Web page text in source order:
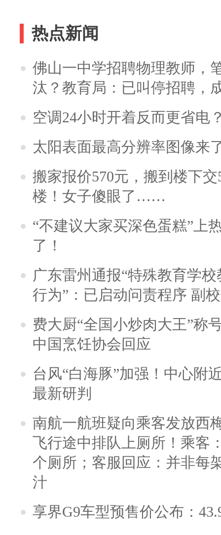
热点新闻
佛山一中学招聘物理教师，
汰？教育局：已叫停招聘，
空调24小时开着反而更省电
太阳表面最高分辨率图像来
搬家报价570元，搬到楼下
楼！女子傻眼了……
“不建议大家买深色蛋糕”上
了！
广东雷州通报“特殊教育学
行为”：已启动问责程序 副
费大厨“全国小炒肉大王”称
中国烹饪协会回应
台风“白海豚”加强！中心附
最新研判
南航一航班疑向乘客发放西
飞行途中排队上厕所！乘客
个厕所；客服回应：并非每
汁
享界G9车型预售价公布：